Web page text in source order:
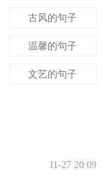
古风的句子
温馨的句子
文艺的句子
11-27 20:09